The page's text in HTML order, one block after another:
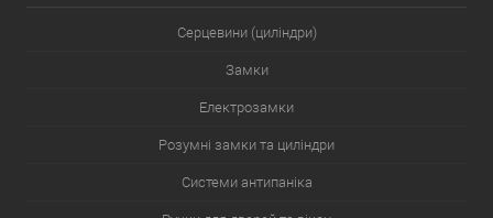
Серцевини (циліндри)
Замки
Електрозамки
Розумні замки та циліндри
Системи антипаніка